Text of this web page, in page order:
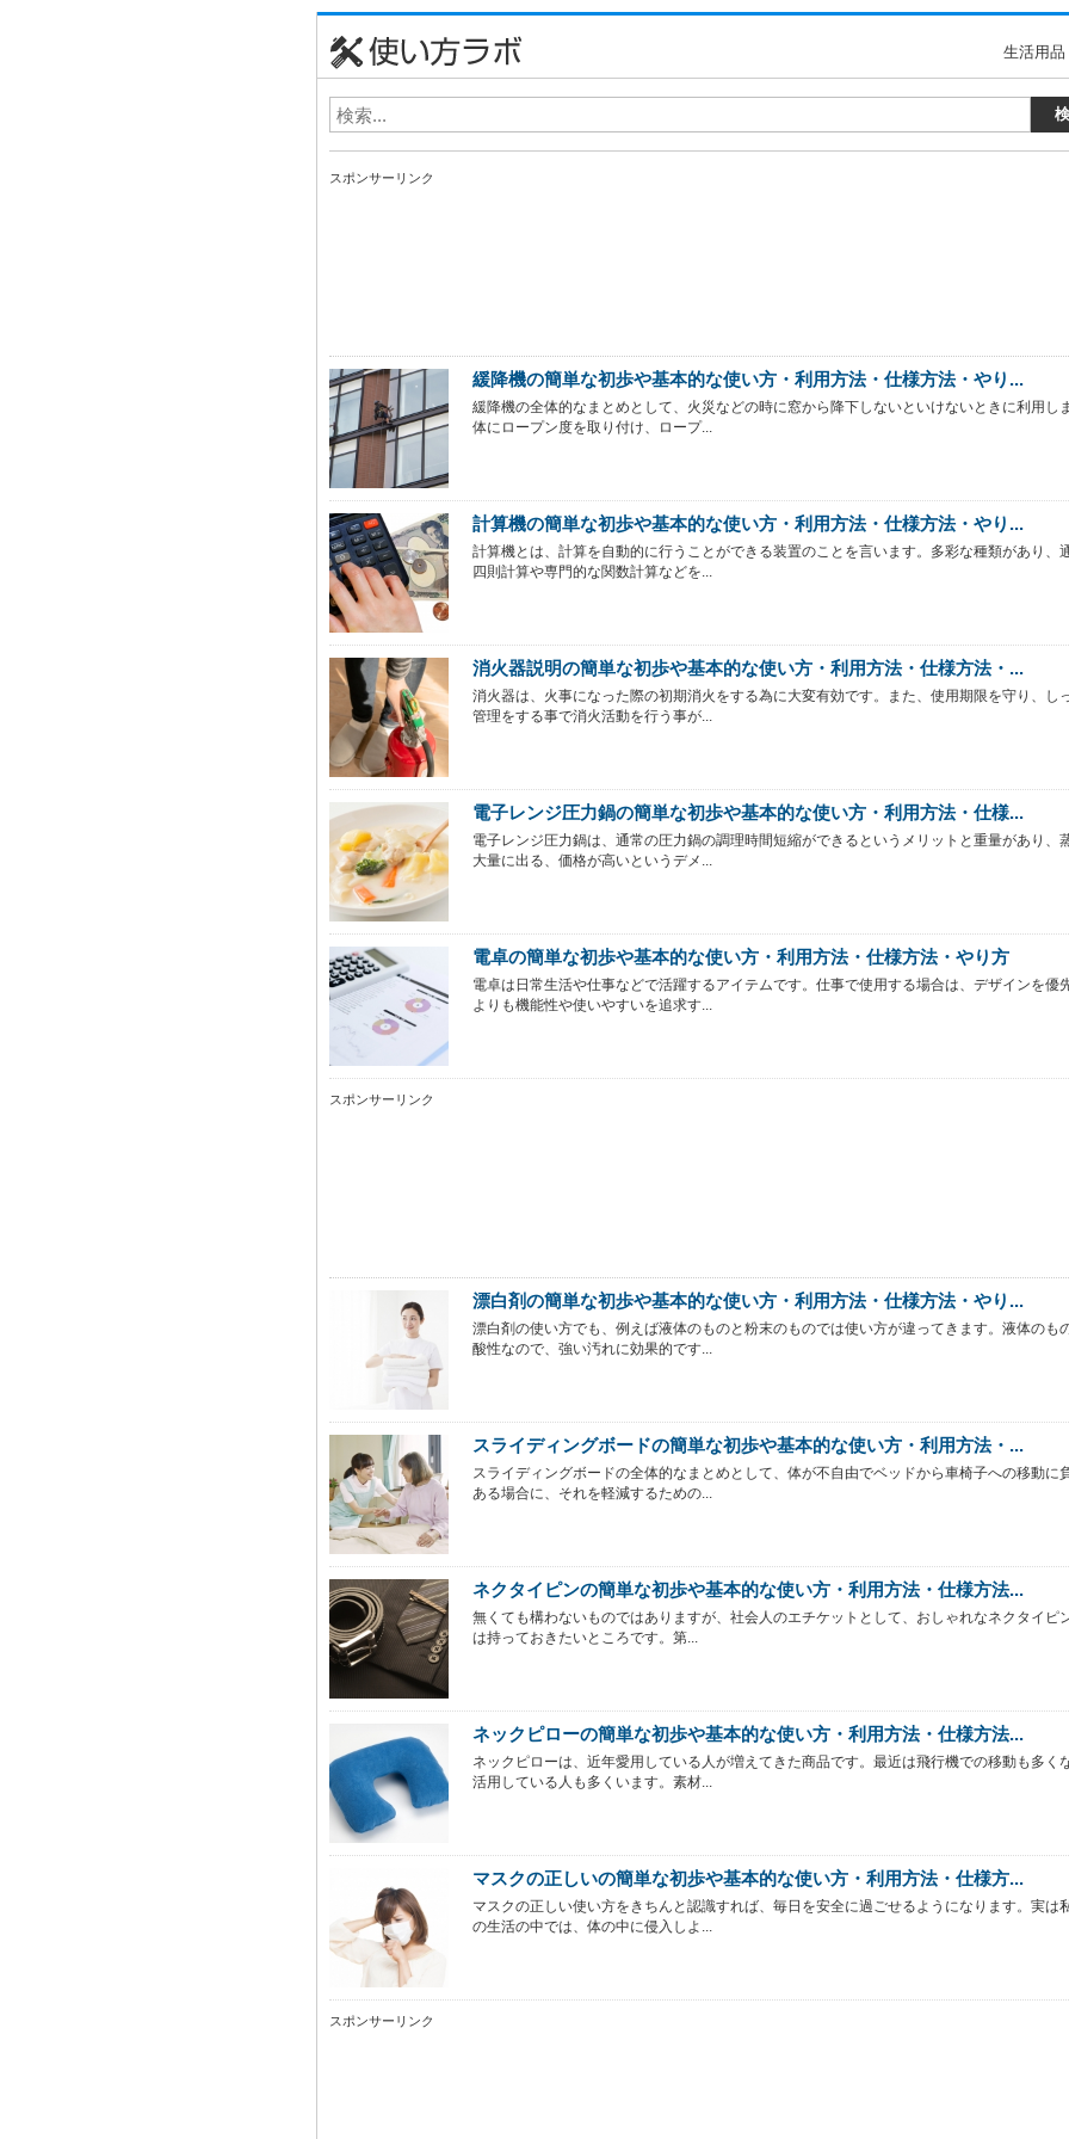
生活用
スポンサーリンク
緩降機の簡単な初歩や基本的な使い方・利用方法・仕様方法・やり...
緩降機の全体的なまとめとして、火災などの時に窓から降下しないといけないときに利用しま
体にロープン度を取り付け、ロープ...
計算機の簡単な初歩や基本的な使い方・利用方法・仕様方法・やり...
計算機とは、計算を自動的に行うことができる装置のことを言います。多彩な種類があり、
四則計算や専門的な関数計算などを...
消火器説明の簡単な初歩や基本的な使い方・利用方法・仕様方法・...
消火器は、火事になった際の初期消火をする為に大変有効です。また、使用期限を守り、し
管理をする事で消火活動を行う事が...
電子レンジ圧力鍋の簡単な初歩や基本的な使い方・利用方法・仕様...
電子レンジ圧力鍋は、通常の圧力鍋の調理時間短縮ができるというメリットと重量があり、
大量に出る、価格が高いというデメ...
電卓の簡単な初歩や基本的な使い方・利用方法・仕様方法・やり方
電卓は日常生活や仕事などで活躍するアイテムです。仕事で使用する場合は、デザインを優
よりも機能性や使いやすいを追求す...
スポンサーリンク
漂白剤の簡単な初歩や基本的な使い方・利用方法・仕様方法・やり...
漂白剤の使い方でも、例えば液体のものと粉末のものでは使い方が違ってきます。液体のも
酸性なので、強い汚れに効果的です...
スライディングボードの簡単な初歩や基本的な使い方・利用方法・...
スライディングボードの全体的なまとめとして、体が不自由でベッドから車椅子への移動に
ある場合に、それを軽減するための...
ネクタイピンの簡単な初歩や基本的な使い方・利用方法・仕様方法...
無くても構わないものではありますが、社会人のエチケットとして、おしゃれなネクタイピ
は持っておきたいところです。第...
ネックピローの簡単な初歩や基本的な使い方・利用方法・仕様方法...
ネックピローは、近年愛用している人が増えてきた商品です。最近は飛行機での移動も多くな
活用している人も多くいます。素材...
マスクの正しいの簡単な初歩や基本的な使い方・利用方法・仕様方...
マスクの正しい使い方をきちんと認識すれば、毎日を安全に過ごせるようになります。実は
の生活の中では、体の中に侵入しよ...
スポンサーリンク